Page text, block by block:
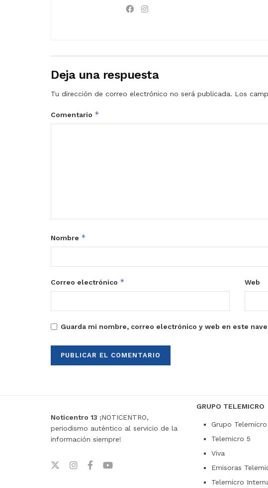
Deja una respuesta
Tu dirección de correo electrónico no será publicada. Los
Comentario *
Nombre *
Correo electrónico * Web
Guarda mi nombre, correo electrónico y web en este
Noticentro 13 ¡NOTICENTRO,
periodismo auténtico al servicio de la
información siempre!
GRUPO TELEMICRO
Grupo Telemicro
Telemicro 5
Viva
Emisoras
Telemicro